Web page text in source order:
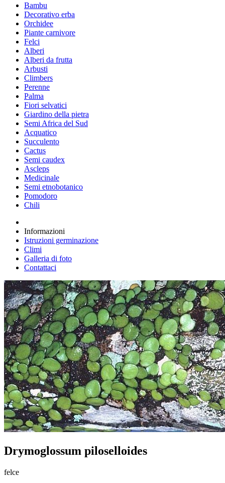
Bambu
Decorativo erba
Orchidee
Piante carnivore
Felci
Alberi
Alberi da frutta
Arbusti
Climbers
Perenne
Palma
Fiori selvatici
Giardino della pietra
Semi Africa del Sud
Acquatico
Succulento
Cactus
Semi caudex
Ascleps
Medicinale
Semi etnobotanico
Pomodoro
Chili
Informazioni
Istruzioni germinazione
Climi
Galleria di foto
Contattaci
Drymoglossum piloselloides
felce